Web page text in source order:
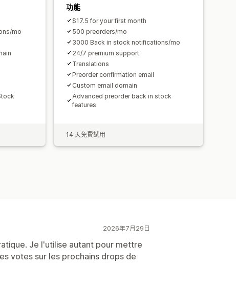
mo
功能
$17.5 for your first month
500 preorders/mo
3000 Back in stock notifications/mo
24/7 premium support
Translations
Preorder confirmation email
Custom email domain
Advanced preorder back in stock
features
14 天免費試用
2026年7月29日
Je l'utilise autant pour mettre
votes sur les prochains drops de